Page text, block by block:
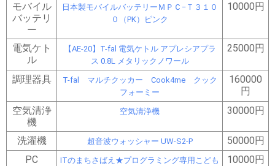
モバイル
バッテリ
ー
日本製モバイルバッテリーＭＰＣ−Ｔ３１０
０（PK）ピンク
10000円
電気ケト
ル
【AE-20】T-fal 電気ケトル アプレシアプラ
ス 0.8L メタリックノワール
25000円
調理器具
T-fal マルチクッカー Cook4me クック
フォーミー
160000
円
空気清浄
機
空気清浄機 30000円
洗濯機 超音波ウォッシャー UW-S2-P
50000円
PC
ITのまちさばえ★プログラミング専用こども
10000円